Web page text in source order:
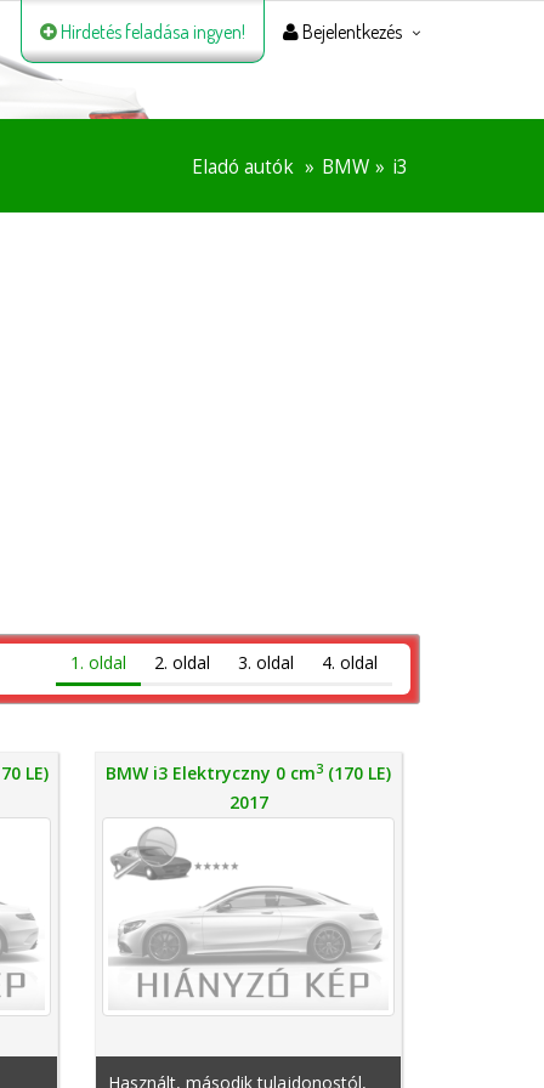
Hirdetés feladása ingyen! Bejelentkezés
Eladó autók BMW i3
1. oldal 2. oldal 3. oldal 4. oldal
LE)
BMW i3 Elektryczny 0 cm3 (170 LE)
2017
Használt, második tulajdonostól,